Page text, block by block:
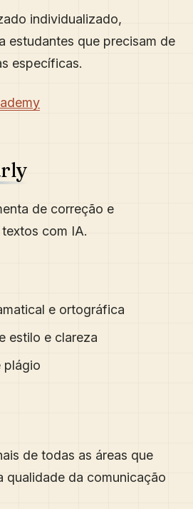
individualizado,
estudantes que precisam de
específicas.
de correção e
com IA.
e ortográfica
estilo e clareza
plágio
de todas as áreas que
qualidade da comunicação